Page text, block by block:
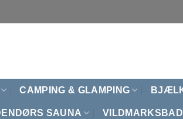
CAMPING & GLAMPING
SAUNA VILDMARKSBAD